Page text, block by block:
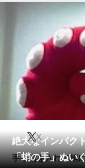
ねとらぼメニュー
エンタメ
グルメ
住まい
会員記事
絶大なインパク
「蛸の手」ぬい
X
手や指を入れて蛸